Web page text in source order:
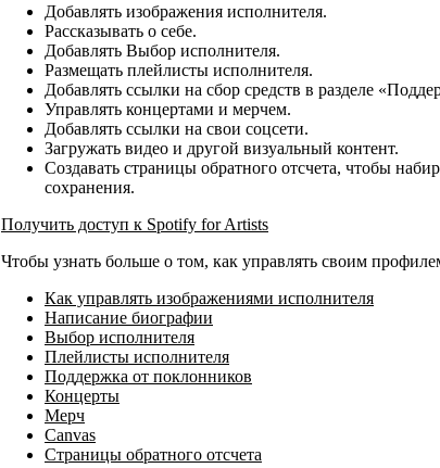
Добавлять изображения исполнителя.
Рассказывать о себе.
Добавлять Выбор исполнителя.
Размещать плейлисты исполнителя.
Добавлять ссылки на сбор средств в разделе
Управлять концертами и мерчем.
Добавлять ссылки на свои соцсети.
Загружать видео и другой визуальный контент.
Создавать страницы обратного отсчета, чтобы
сохранения.
Получить доступ к Spotify for Artists
Чтобы узнать больше о том, как управлять своим
Как управлять изображениями исполнителя
Написание биографии
Выбор исполнителя
Плейлисты исполнителя
Поддержка от поклонников
Концерты
Мерч
Canvas
Страницы обратного отсчета